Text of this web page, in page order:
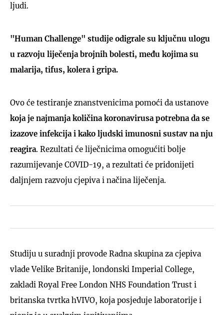
ljudi.
"Human Challenge" studije odigrale su ključnu ulogu
u razvoju liječenja brojnih bolesti, među kojima su
malarija, tifus, kolera i gripa.
Ovo će testiranje znanstvenicima pomoći da ustanove
koja je najmanja količina koronavirusa potrebna da se
izazove infekcija i kako ljudski imunosni sustav na nju
reagira. Rezultati će liječnicima omogućiti bolje
razumijevanje COVID-19, a rezultati će pridonijeti
daljnjem razvoju cjepiva i načina liječenja.
Studiju u suradnji provode Radna skupina za cjepiva
vlade Velike Britanije, londonski Imperial College,
zakladi Royal Free London NHS Foundation Trust i
britanska tvrtka hVIVO, koja posjeduje laboratorije i